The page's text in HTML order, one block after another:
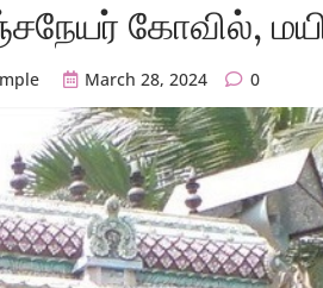
கோவில்,
March 28, 2024 0